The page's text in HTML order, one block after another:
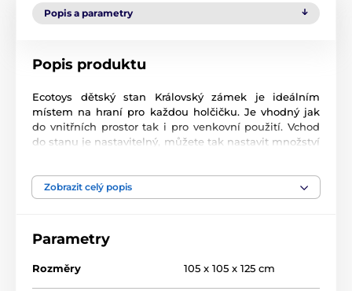
Popis a parametry
Popis produktu
Ecotoys dětský stan Královský zámek je ideálním
místem na hraní pro každou holčičku. Je vhodný jak
do vnitřních prostor tak i pro venkovní použití. Vchod
do stanu je nastavitelný, můžete tak nastavit množství
velmi a snadná a rychlá, což oceníte zejména při jeho
přemísťování.
Zobrazit celý popis
Parametry
Rozměry 105 x 105 x 125 cm